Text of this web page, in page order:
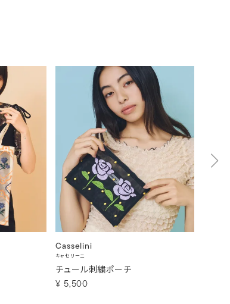
Casselini
キャセリーニ
チュール刺繍ポーチ
¥ 5,500